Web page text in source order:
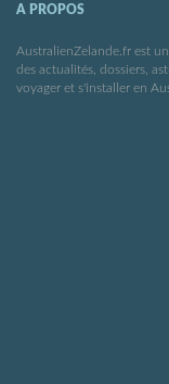
A PROPOS
AustralienZelande.fr est
des actualités, dossiers,
voyager et s'installer en